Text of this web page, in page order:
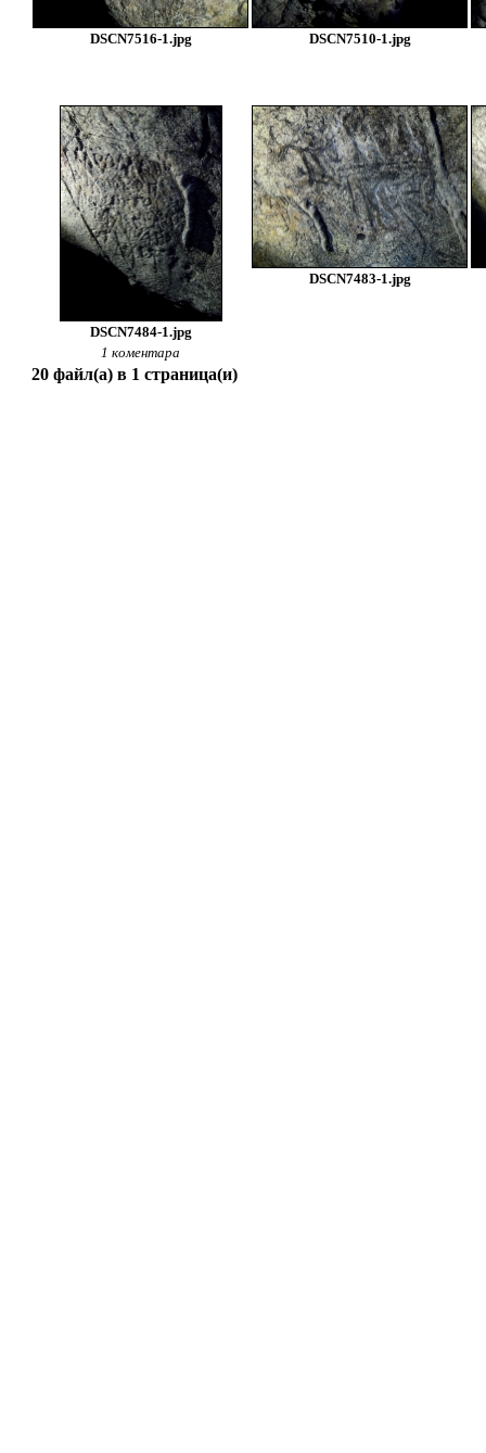
DSCN7516-1.jpg DSCN7510-1.jpg
DSCN7484-1.jpg
1 коментара
DSCN7483-1.jpg
20 файл(а) в 1 страница(и)